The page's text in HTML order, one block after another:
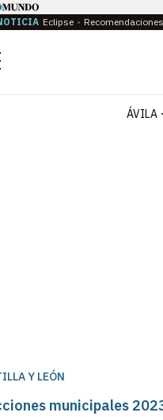
Eclipse
ÁVILA
Y LEÓN
municipales